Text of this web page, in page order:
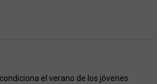
el verano de los jóvenes